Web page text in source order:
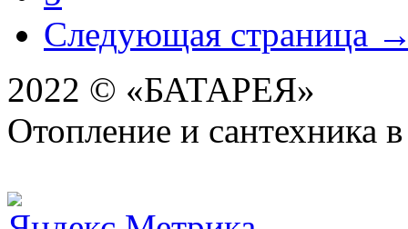
Следующая страница
2022 © «БАТАРЕЯ»
Отопление и сантехника